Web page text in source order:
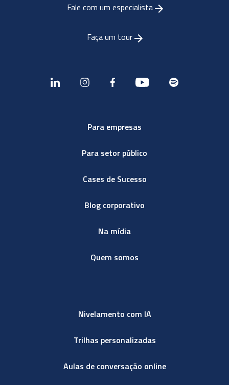
Fale com um especialista
Faça um tour
Para empresas
Para setor público
Cases de Sucesso
Blog corporativo
Na mídia
Quem somos
Nivelamento com IA
Trilhas personalizadas
Aulas de conversação online